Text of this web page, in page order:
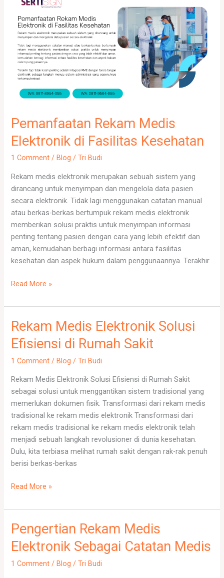
Pemanfaatan Rekam Medis
Elektronik di Fasilitas Kesehatan
1 Comment /Blog /Tri Budi
Rekam medis elektronik merupakan sebuah sistem yang
dirancang untuk menyimpan dan mengelola data pasien
secara elektronik. Tidak lagi menggunakan catatan manual
atau berkas-berkas bertumpuk rekam medis elektronik
memberikan solusi praktis untuk menyimpan informasi
penting tentang pasien dengan cara yang lebih efektif dan
aman, kemudahan berbagi informasi antara fasilitas
kesehatan dan aspek hukum dalam penggunaannya. Terakhir
Rekam
Medis
Elektronik
Fasilitas
Kesehatan
Read More »
Rekam Medis Elektronik Solusi
Efisiensi di Rumah Sakit
1 Comment /Blog /Tri Budi
Rekam Medis Elektronik Solusi Efisiensi di Rumah Sakit
sebagai solusi untuk menggantikan sistem tradisional yang
memerlukan dokumen fisik. Transformasi dari rekam medis
tradisional ke rekam medis elektronik Transformasi dari
rekam medis tradisional ke rekam medis elektronik telah
menjadi sebuah langkah revolusioner di dunia kesehatan.
Dulu, kita terbiasa melihat rumah sakit dengan rak-rak penuh
berisi berkas-berkas
Rekam
Elektronik
Solusi
di
Rumah
Sakit
Read More »
Pengertian Rekam Medis
Elektronik Sebagai Catatan Medis
1 Comment /Blog /Tri Budi
Pengertian
Medis
Elektronik